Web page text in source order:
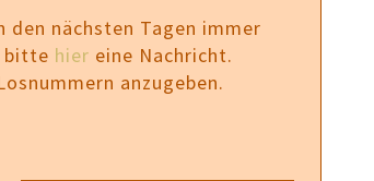
nächsten Tagen immer
bitte hier eine Nachricht.
anzugeben.